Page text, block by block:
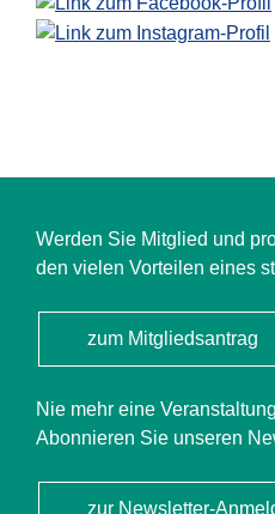
Werden Sie Mitglied und
den vielen Vorteilen eines
zum Mitgliedsantrag
Nie mehr eine
Abonnieren Sie unseren
zur Newsletter-